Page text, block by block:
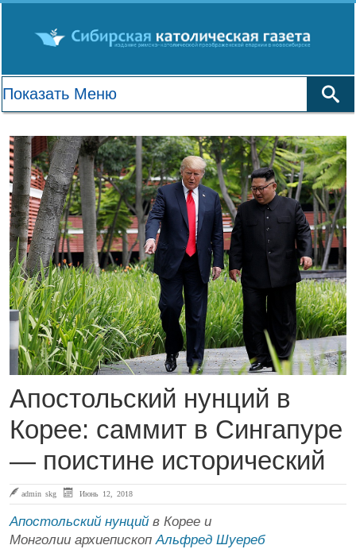
Апостольский нунций в
Корее: саммит в Сингапуре
— поистине исторический
admin skg Июнь 12, 2018
Апостольский нунций в Корее и
Монголии архиепископАльфред Шуереб